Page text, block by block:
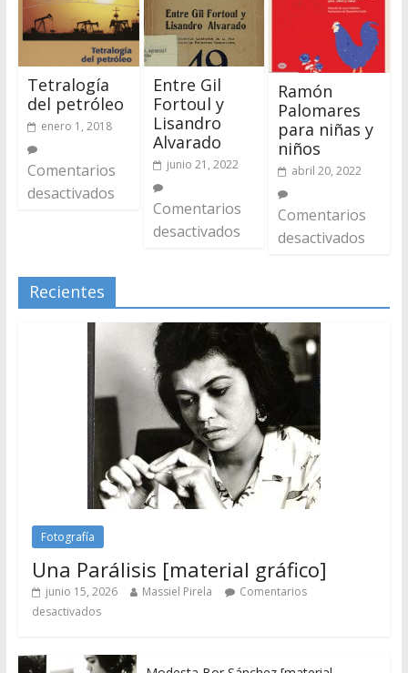
Tetralogía
del petróleo
enero 1, 2018
Comentarios
desactivados
Entre Gil
Fortoul y
Lisandro
Alvarado
junio 21, 2022
Comentarios
desactivados
Ramón
Palomares
para niñas y
niños
abril 20, 2022
Comentarios
desactivados
Recientes
Fotografía
Una Parálisis [material gráfico]
junio 15, 2026 Massiel Pirela
Comentarios
desactivados